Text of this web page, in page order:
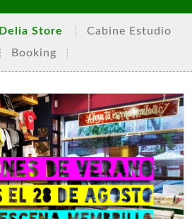
Delia Store
Cabine Estudio
Booking